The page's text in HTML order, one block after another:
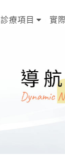
診療項目 實